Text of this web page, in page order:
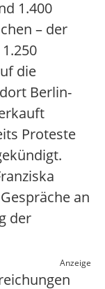
1.400
– der
die
Berlin-
Proteste
an
der
Anzeige